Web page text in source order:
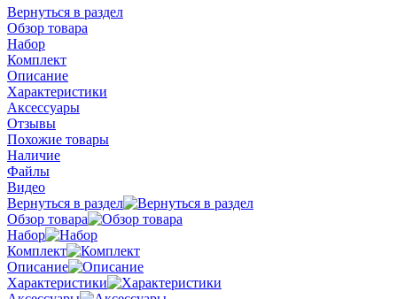
Вернуться в раздел
Обзор товара
Набор
Комплект
Описание
Характеристики
Аксессуары
Отзывы
Похожие товары
Наличие
Файлы
Видео
Вернуться в раздел
Обзор товара
Набор
Комплект
Описание
Характеристики